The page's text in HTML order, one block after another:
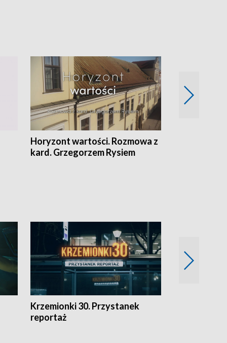
Horyzont wartości. Rozmowa z
kard. Grzegorzem Rysiem
Krzemionki 30. Przystanek
reportaż